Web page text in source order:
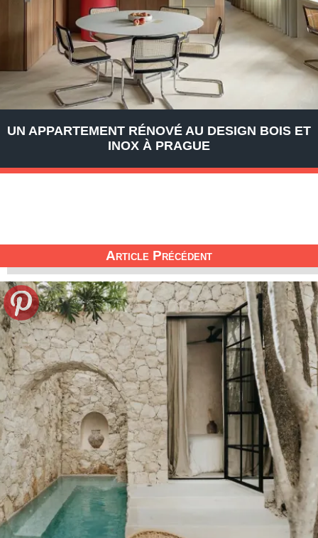
UN APPARTEMENT RÉNOVÉ AU DESIGN BOIS ET
INOX À PRAGUE
Article Précédent